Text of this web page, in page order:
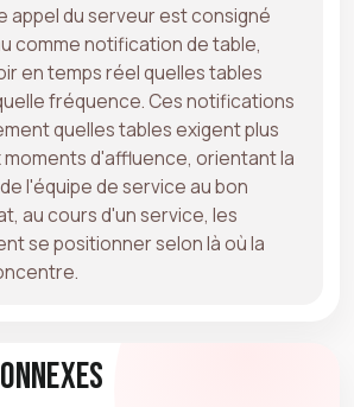
appel du serveur est consigné
comme notification de table,
en temps réel quelles tables
fréquence. Ces notifications
quelles tables exigent plus
d'affluence, orientant la
l'équipe de service au bon
au cours d'un service, les
se positionner selon là où la